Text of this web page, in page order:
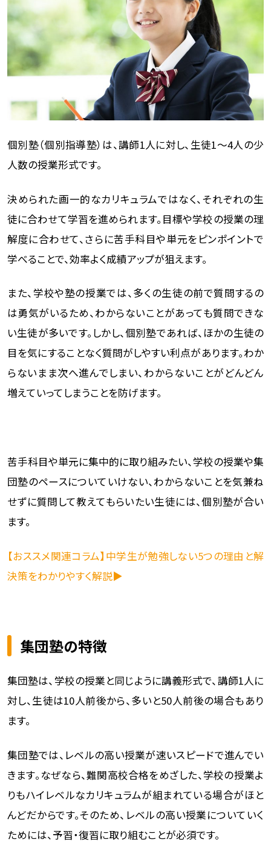
個別塾（個別指導塾）は、講師1人に対し、生徒1〜4人の少
人数の授業形式です。
決められた画一的なカリキュラムではなく、それぞれの生
徒に合わせて学習を進められます。目標や学校の授業の理
解度に合わせて、さらに苦手科目や単元をピンポイントで
学べることで、効率よく成績アップが狙えます。
また、学校や塾の授業では、多くの生徒の前で質問するの
は勇気がいるため、わからないことがあっても質問できな
い生徒が多いです。しかし、個別塾であれば、ほかの生徒の
目を気にすることなく質問がしやすい利点があります。わか
らないまま次へ進んでしまい、わからないことがどんどん
増えていってしまうことを防げます。
苦手科目や単元に集中的に取り組みたい、学校の授業や集
団塾のペースについていけない、わからないことを気兼ね
せずに質問して教えてもらいたい生徒には、個別塾が合い
ます。
【おススメ関連コラム】中学生が勉強しない5つの理由と解
決策をわかりやすく解説▶
集団塾の特徴
集団塾は、学校の授業と同じように講義形式で、講師1人に
対し、生徒は10人前後から、多いと50人前後の場合もあり
ます。
集団塾では、レベルの高い授業が速いスピードで進んでい
きます。なぜなら、難関高校合格をめざした、学校の授業よ
りもハイレベルなカリキュラムが組まれている場合がほと
んどだからです。そのため、レベルの高い授業についていく
ためには、予習・復習に取り組むことが必須です。